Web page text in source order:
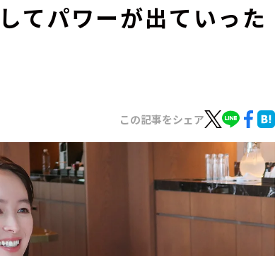
てパワーが出ていった
この記事をシェア